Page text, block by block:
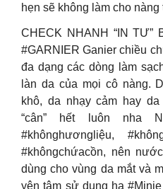
hẹn sẽ không làm cho
CHECK NHANH “IN TƯ”
#GARNIER Ganier chiều
đa dạng các dòng làm
làn da của mọi cô nàng.
khô, da nhạy cảm hay
“cân” hết luôn nha
#khônghươngliệu,
#khôngchứacồn, nên
dùng cho vùng da mắt và
yên tâm sử dụng ha